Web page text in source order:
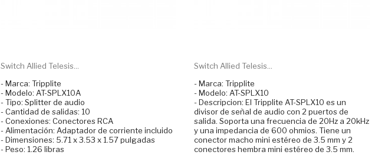
Switch Allied Telesis...
- Marca: Tripplite
- Modelo: AT-SPLX10A
- Tipo: Splitter de audio
- Cantidad de salidas: 10
- Conexiones: Conectores RCA
- Alimentación: Adaptador de corriente incluido
- Dimensiones: 5.71 x 3.53 x 1.57 pulgadas
- Peso: 1.26 libras
Switch Allied Telesis...
- Marca: Tripplite
- Modelo: AT-SPLX10
- Descripcion: El Tripplite AT-SPLX10 es un
divisor de señal de audio con 2 puertos de
salida. Soporta una frecuencia de 20Hz a 20kHz
y una impedancia de 600 ohmios. Tiene un
conector macho mini estéreo de 3.5 mm y 2
conectores hembra mini estéreo de 3.5 mm.